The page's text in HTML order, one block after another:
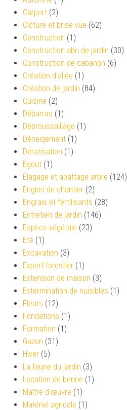
Carport (2)
Clôture et brise-vue (62)
Construction (1)
Construction abri de jardin (30)
Construction de cabanon (6)
Création d’allée (1)
Création de jardin (84)
Cuisine (2)
Débarras (1)
Débroussaillage (1)
Déneigement (1)
Dératisation (1)
Égout (1)
Élagage et abattage arbre (124)
Engins de chantier (2)
Engrais et fertilisants (28)
Entretien de jardin (146)
Espèce végétale (23)
Eté (1)
Excavation (3)
Expert forestier (1)
Extension de maison (3)
Extermination de nuisibles (1)
Fleurs (12)
Fondations (1)
Formation (1)
Gazon (31)
Hiver (5)
La faune du jardin (3)
Location de benne (1)
Maître d'œuvre (1)
Matériel agricole (1)